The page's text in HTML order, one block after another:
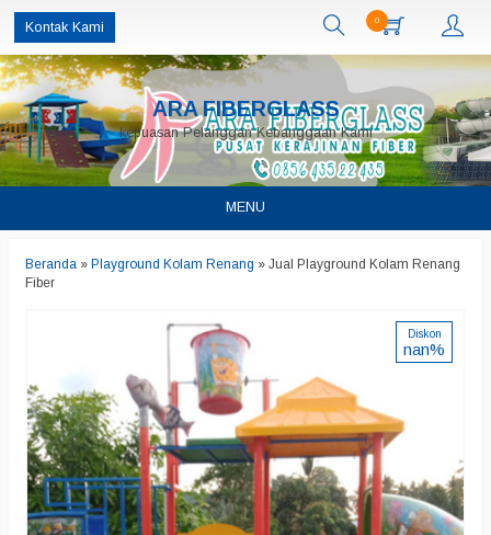
Kontak Kami 0
ARA FIBERGLASS
kepuasan Pelanggan Kebanggaan Kami
MENU
Beranda » Playground Kolam Renang » Jual Playground Kolam Renang
Fiber
Diskon
nan%